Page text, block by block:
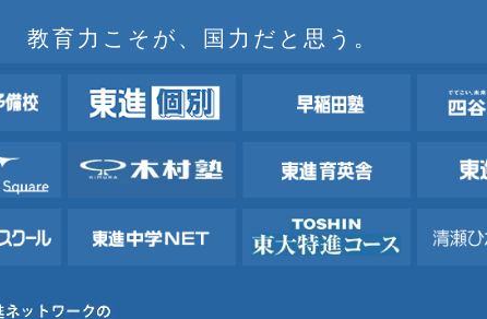
教育力こそが、国力だと思う。